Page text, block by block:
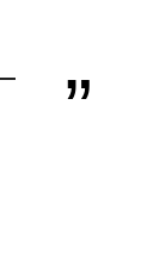
”